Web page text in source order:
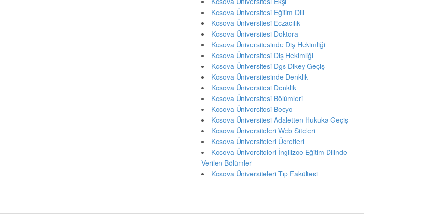
Kosova Üniversitesi Eğitim Dili
Kosova Üniversitesi Eczacılık
Kosova Üniversitesi Doktora
Kosova Üniversitesinde Diş Hekimliği
Kosova Üniversitesi Diş Hekimliği
Kosova Üniversitesi Dgs Dikey Geçiş
Kosova Üniversitesinde Denklik
Kosova Üniversitesi Denklik
Kosova Üniversitesi Bölümleri
Kosova Üniversitesi Besyo
Kosova Üniversitesi Adaletten Hukuka Geçiş
Kosova Üniversiteleri Web Siteleri
Kosova Üniversiteleri Ücretleri
Kosova Üniversiteleri İngilizce Eğitim Dilinde
Verilen Bölümler
Kosova Üniversiteleri Tıp Fakültesi